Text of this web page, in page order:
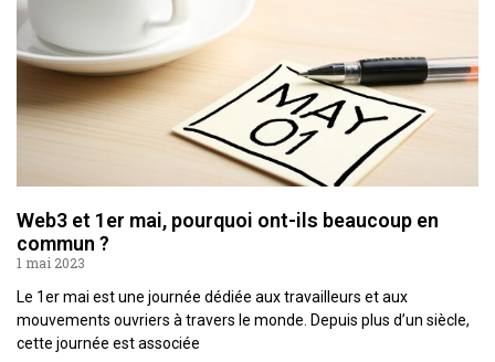
Web3 et 1er mai, pourquoi ont-ils beaucoup en
commun ?
1 mai 2023
Le 1er mai est une journée dédiée aux travailleurs et aux
mouvements ouvriers à travers le monde. Depuis plus d’un siècle,
cette journée est associée